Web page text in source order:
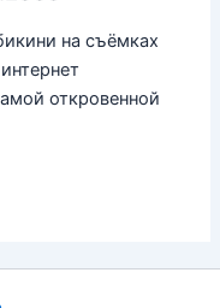
на съёмках
откровенной